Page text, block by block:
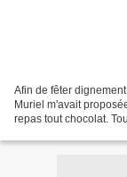
Afin de fêter
Muriel m'avait
repas tout chocolat.